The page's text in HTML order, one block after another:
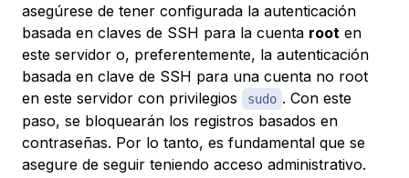
asegúrese de tener configurada la autenticación
basada en claves de SSH para la cuenta root en
este servidor o, preferentemente, la autenticación
basada en clave de SSH para una cuenta no root
en este servidor con privilegios
sudo . Con este
paso, se bloquearán los registros basados en
contraseñas. Por lo tanto, es fundamental que se
asegure de seguir teniendo acceso administrativo.